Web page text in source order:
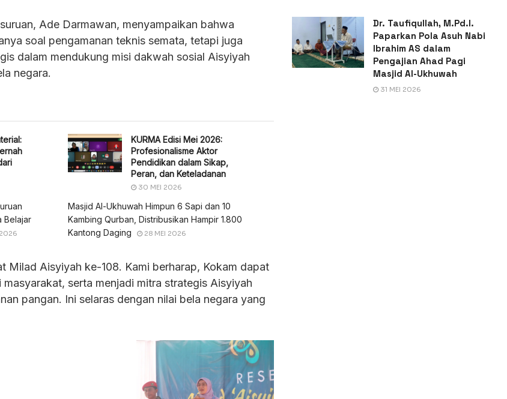
Ade Darmawan, menyampaikan bahwa
soal pengamanan teknis semata, tetapi juga
dalam mendukung misi dakwah sosial Aisyiyah
negara.
KURMA Edisi Mei 2026:
Profesionalisme Aktor
Pendidikan dalam Sikap,
Peran, dan Keteladanan
30 MEI 2026
Belajar
Masjid Al-Ukhuwah Himpun 6 Sapi dan 10
Kambing Qurban, Distribusikan Hampir 1.800
Kantong Daging
28 MEI 2026
Milad Aisyiyah ke-108. Kami berharap, Kokam dapat
serta menjadi mitra strategis Aisyiyah
pangan. Ini selaras dengan nilai bela negara yang
Dr. Taufiqullah, M.Pd.I.
Paparkan Pola Asuh Nabi
Ibrahim AS dalam
Pengajian Ahad Pagi
Masjid Al-Ukhuwah
31 MEI 2026